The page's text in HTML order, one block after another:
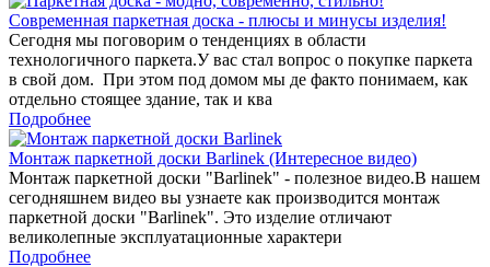
Современная паркетная доска - плюсы и минусы изделия!
Сегодня мы поговорим о тенденциях в области
технологичного паркета.У вас стал вопрос о покупке паркета
в свой дом. При этом под домом мы де факто понимаем, как
отдельно стоящее здание, так и ква
Подробнее
Монтаж паркетной доски Barlinek (Интересное видео)
Монтаж паркетной доски "Barlinek" - полезное видео.В нашем
сегодняшнем видео вы узнаете как производится монтаж
паркетной доски "Barlinek". Это изделие отличают
великолепные эксплуатационные характери
Подробнее